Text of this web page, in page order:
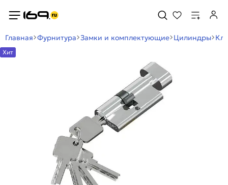
Главная Фурнитура Замки и комплектующие Цилиндры
Хит